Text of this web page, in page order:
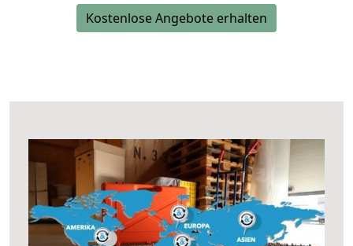
Kostenlose Angebote erhalten